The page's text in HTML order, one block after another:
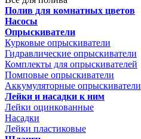
Полив для комнатных цветов
Насосы
Опрыскиватели
Курковые опрыскиватели
Гидравлические опрыскиватели
Комплекты для опрыскивателей
Помповые опрыскиватели
Аккумуляторные опрыскиватели
Лейки и насадки к ним
Лейки оцинкованные
Насадки
Лейки пластиковые